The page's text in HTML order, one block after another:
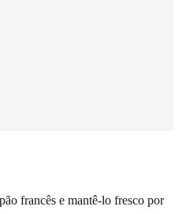
francês e mantê-lo fresco por